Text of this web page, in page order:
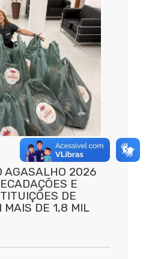
AGASALHO 2026
E
DE
MAIS DE 1,8 MIL